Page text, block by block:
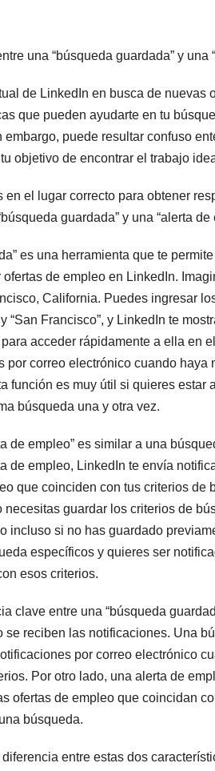
una “búsqueda guardada” y una
de LinkedIn en busca de
que pueden ayudarte en tu
embargo, puede resultar confuso
objetivo de encontrar el trabajo
en el lugar correcto para obtener
guardada” y una “alerta
es una herramienta que te
de empleo en LinkedIn.
California. Puedes ingresar
“San Francisco”, y LinkedIn te
acceder rápidamente a ella en
por correo electrónico cuando
función es muy útil si quieres
búsqueda una y otra vez.
de empleo” es similar a una
de empleo, LinkedIn te envía
que coinciden con tus criterios de
necesitas guardar los criterios de
incluso si no has guardado
específicos y quieres ser
esos criterios.
clave entre una “búsqueda
se reciben las notificaciones. Una
por correo electrónico
Por otro lado, una alerta de
ofertas de empleo que coincidan
búsqueda.
entre estas dos